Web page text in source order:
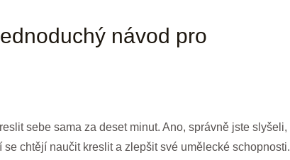
návod pro
sebe sama za deset minut. Ano, správně jste slyšeli,
chtějí naučit kreslit a zlepšit své umělecké schopnosti.